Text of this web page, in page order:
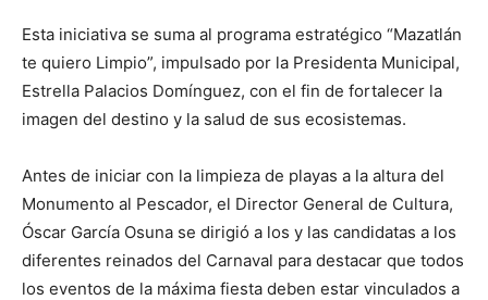
Esta iniciativa se suma al programa estratégico “Mazatlán
te quiero Limpio”, impulsado por la Presidenta Municipal,
Estrella Palacios Domínguez, con el fin de fortalecer la
imagen del destino y la salud de sus ecosistemas.
Antes de iniciar con la limpieza de playas a la altura del
Monumento al Pescador, el Director General de Cultura,
Óscar García Osuna se dirigió a los y las candidatas a los
diferentes reinados del Carnaval para destacar que todos
los eventos de la máxima fiesta deben estar vinculados a